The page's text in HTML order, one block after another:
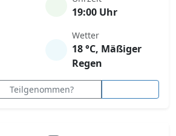
19:00 Uhr
Wetter
18 °C, Mäßiger
Regen
Teilgenommen?